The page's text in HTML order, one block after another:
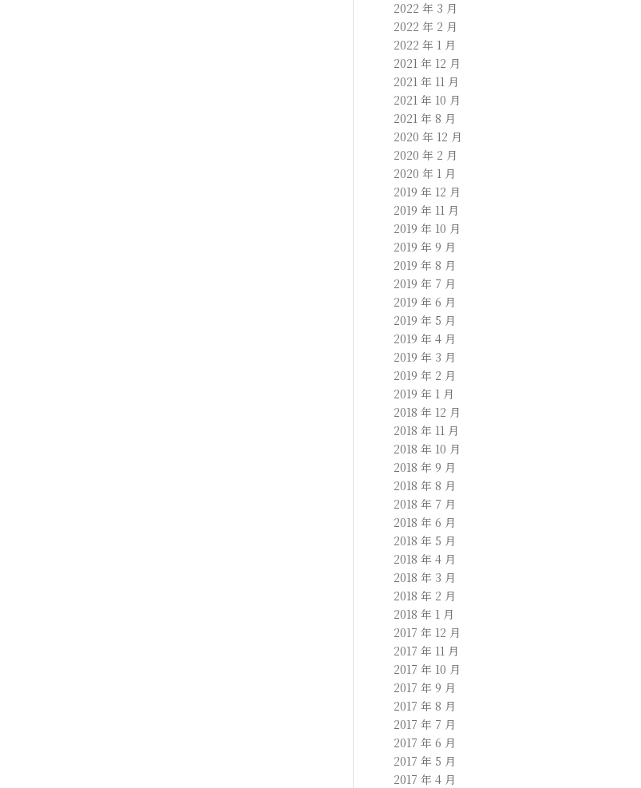
2022 年 3 月
2022 年 2 月
2022 年 1 月
2021 年 12 月
2021 年 11 月
2021 年 10 月
2021 年 8 月
2020 年 12 月
2020 年 2 月
2020 年 1 月
2019 年 12 月
2019 年 11 月
2019 年 10 月
2019 年 9 月
2019 年 8 月
2019 年 7 月
2019 年 6 月
2019 年 5 月
2019 年 4 月
2019 年 3 月
2019 年 2 月
2019 年 1 月
2018 年 12 月
2018 年 11 月
2018 年 10 月
2018 年 9 月
2018 年 8 月
2018 年 7 月
2018 年 6 月
2018 年 5 月
2018 年 4 月
2018 年 3 月
2018 年 2 月
2018 年 1 月
2017 年 12 月
2017 年 11 月
2017 年 10 月
2017 年 9 月
2017 年 8 月
2017 年 7 月
2017 年 6 月
2017 年 5 月
2017 年 4 月